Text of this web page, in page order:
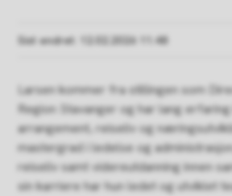
Sist endret 12.02.2026 11.48
Larsen kommer fra stillingen som
Region Stavanger og har lang
arrangement, reiseliv og
mastergrad i ledelse og
reiseliv samt videreutdanning innen
sin karriere har hun ledet og utviklet